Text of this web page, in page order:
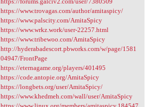
https://www.trovagas.com/author/amitaspicy/
https://www.palscity.com/AmitaSpicy
https://www.wrkz.work/user-22257.html
https://www.tribewoo.com/AmitaSpicy
http://hyderabadescort.pbworks.com/w/page/1581
04947/FrontPage
https://eternagame.org/players/401495
https://code.antopie.org/AmitaSpicy
https://longbets.org/user/AmitaSpicy/
https://www.khedmeh.com/wall/user/AmitaSpicy